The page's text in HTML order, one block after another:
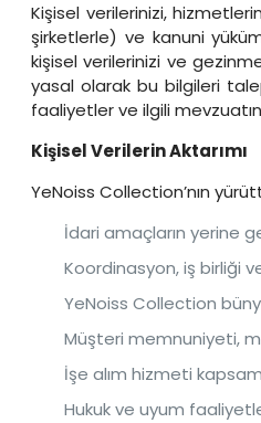
Kişisel verilerinizi,
şirketlerle) ve kanuni
kişisel verilerinizi ve
yasal olarak bu bilgileri
faaliyetler ve ilgili
Kişisel Verilerin Aktarımı
YeNoiss Collection’nın
İdari amaçların yerine
Koordinasyon, iş birliği
YeNoiss Collection
Müşteri memnuniyeti,
İşe alım hizmeti
Hukuk ve uyum